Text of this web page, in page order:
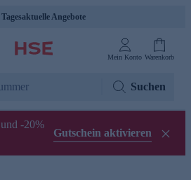
Tagesaktuelle Angebote
Mein Konto Warenkorb
Suchen
-20%
Gutschein aktivieren